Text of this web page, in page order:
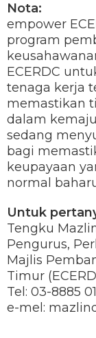
Nota:
empower
program
ECERDC
tenaga kerja
memastikan
dalam
sedang
bagi
keupayaan
normal
Untuk
Tengku
Pengurus,
Majlis
Timur
Tel: 03-8885
e-mel: